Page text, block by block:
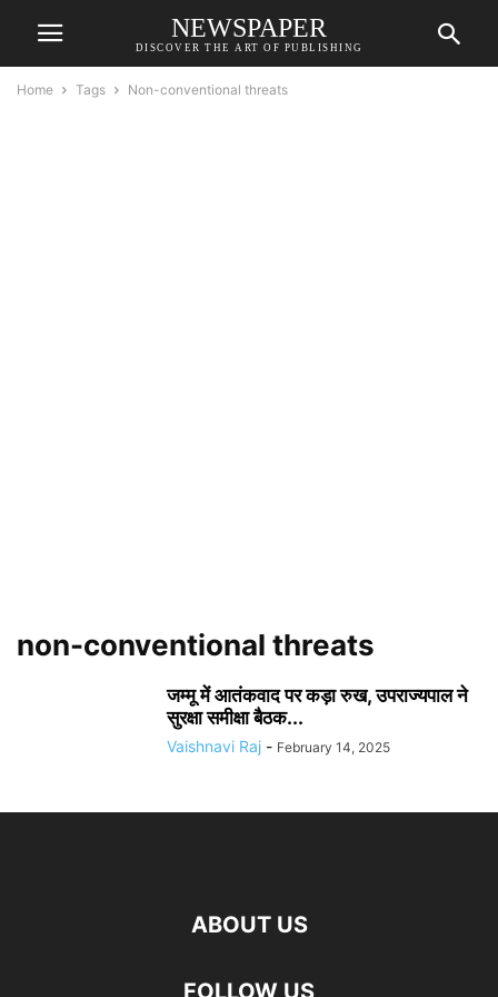
NEWSPAPER
DISCOVER THE ART OF PUBLISHING
Home Tags Non-conventional threats
non-conventional threats
जम्मू में आतंकवाद पर कड़ा रुख, उपराज्यपाल ने
सुरक्षा समीक्षा बैठक...
Vaishnavi Raj - February 14, 2025
ABOUT US
FOLLOW US